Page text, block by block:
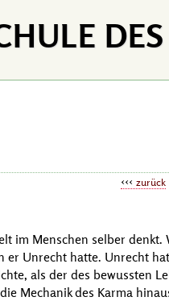
zurück
im Menschen selber denkt.
er Unrecht hatte. Unrecht
als der des bewussten
Mechanik des Karma